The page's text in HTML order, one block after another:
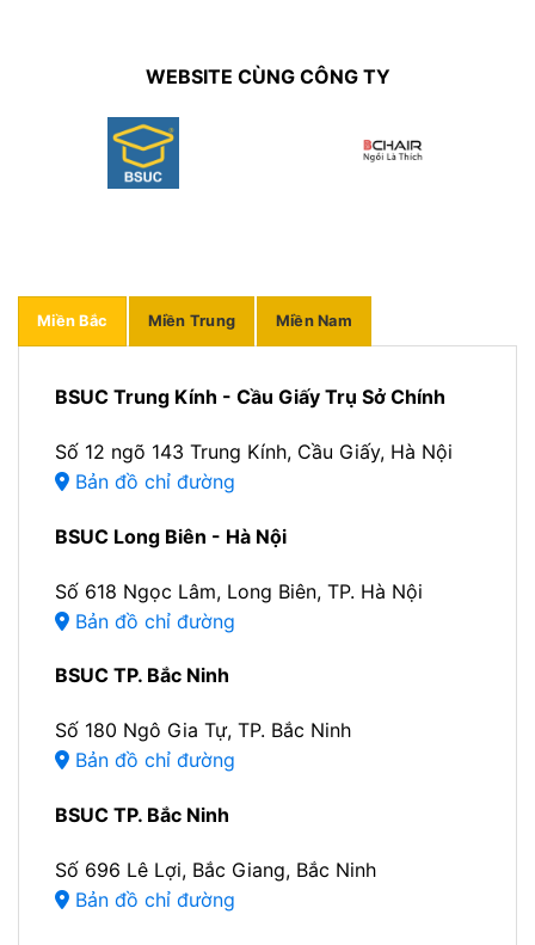
WEBSITE CÙNG CÔNG TY
Miền Bắc Miền Trung Miền Nam
BSUC Trung Kính - Cầu Giấy Trụ Sở Chính
Số 12 ngõ 143 Trung Kính, Cầu Giấy, Hà Nội
Bản đồ chỉ đường
BSUC Long Biên - Hà Nội
Số 618 Ngọc Lâm, Long Biên, TP. Hà Nội
Bản đồ chỉ đường
BSUC TP. Bắc Ninh
Số 180 Ngô Gia Tự, TP. Bắc Ninh
Bản đồ chỉ đường
BSUC TP. Bắc Ninh
Số 696 Lê Lợi, Bắc Giang, Bắc Ninh
Bản đồ chỉ đường